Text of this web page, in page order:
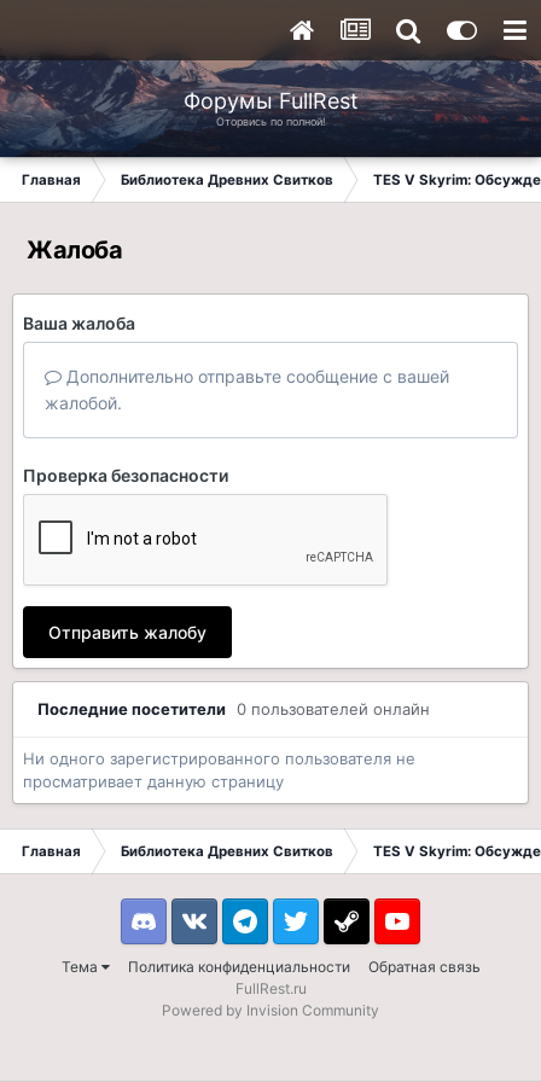
Форумы FullRest
Оторвись по полной!
Главная Библиотека Древних Свитков TES V Skyrim:
Жалоба
Ваша жалоба
Дополнительно отправьте сообщение с вашей
жалобой.
Проверка безопасности
Отправить жалобу
Последние посетители 0 пользователей онлайн
Ни одного зарегистрированного пользователя не
просматривает данную страницу
Главная Библиотека Древних Свитков TES V Skyrim:
Тема Политика конфиденциальности Обратная связь
DiscordVK TelegramTwitter Steam Youtube
FullRest.ru
Powered by Invision Community